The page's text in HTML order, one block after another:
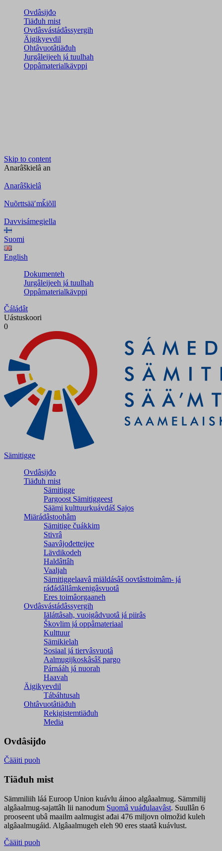
Ovdâsijđo
Tiäđuh mist
Ovdâsvástádâssyergih
Äigikyevdil
Ohtâvuotâtiäđuh
Jurgâleijeeh já tuulhah
Oppâmaterialkävppi
Skip to content
Anarâškielâ an
Anarâškielâ
Nuõrttsääʹmǩiõll
Davvisámegiella
Suomi
English
Dokumenteh
Jurgâleijeeh já tuulhah
Oppâmaterialkävppi
Čáládât
Uástuskoori
0
Sämitigge
Ovdâsijđo
Tiäđuh mist
Sämitigge
Pargoost Sämitiggeest
Säämi kulttuurkuávdáš Sajos
Miärádâstoohâm
Sämitige čuákkim
Stivrâ
Saavâjođetteijee
Lävdikodeh
Haldâttâh
Vaaljah
Sämitiggelaavâ miäldásâš oovtâsttoimâm- já
ráđádâllâmkenigâsvuotâ
Eres toimâorgaaneh
Ovdâsvástádâssyergih
Iäláttâsah, vuoigâdvuotâ já piirâs
Škovlim já oppâmateriaal
Kulttuur
Sämikielah
Sosiaal já tiervâsvuotâ
Aalmugijkoskâsâš pargo
Párnááh já nuorah
Haavah
Äigikyevdil
Tábáhtusah
Ohtâvuotâtiäđuh
Rekigistemtiäđuh
Media
Ovdâsijđo
Čääiti puoh
Tiäđuh mist
Sämmiliih láá Euroop Union kuávlu áinoo algâaalmug. Sämmilij
algâaalmug-sajattâh lii nanodum Suomâ vuáđulaavâst. Suullân 6
prooseent ubâ maailm aalmugist ađai 476 miljovn olmožid kuleh
algâaalmugáid. Algâaalmugeh eleh 90 eres staatâ kuávlust.
Čääiti puoh